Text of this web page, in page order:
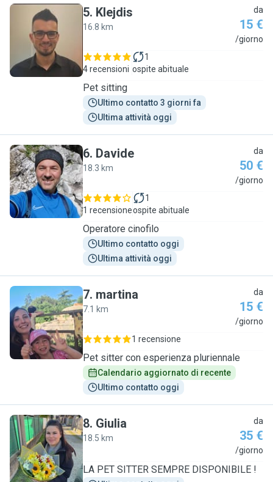
K
5. Klejdis
16.8 km
da
15 €
/giorno
4 recensioni
1
ospite abituale
Pet sitting
Ultimo contatto 3 giorni fa
Ultima attività oggi
D
6. Davide
18.3 km
da
50 €
/giorno
1 recensione
1
ospite abituale
Operatore cinofilo
Ultimo contatto oggi
Ultima attività oggi
M
7. martina
7.1 km
da
15 €
/giorno
1 recensione
Pet sitter con esperienza pluriennale
Calendario aggiornato di recente
Ultimo contatto oggi
G
8. Giulia
18.5 km
da
35 €
/giorno
LA PET SITTER SEMPRE DISPONIBILE !